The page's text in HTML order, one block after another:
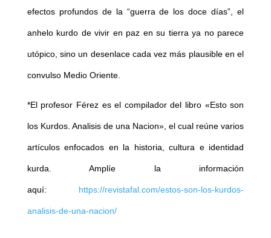
efectos profundos de la “guerra de los doce días”, el
anhelo kurdo de vivir en paz en su tierra ya no parece
utópico, sino un desenlace cada vez más plausible en el
convulso Medio Oriente.
*El profesor Férez es el compilador del libro «Esto son
los Kurdos. Analisis de una Nacion», el cual reúne varios
artículos enfocados en la historia, cultura e identidad
kurda. Amplíe la información
aquí: https://revistafal.com/estos-son-los-kurdos-
analisis-de-una-nacion/